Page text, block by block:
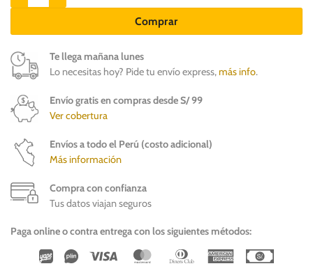
Comprar
Te llega mañana lunes
Lo necesitas hoy? Pide tu envío express,más info.
Envío gratis en compras desde S/ 99
Ver cobertura
Envíos a todo el Perú (costo adicional)
Más información
Compra con confianza
Tus datos viajan seguros
Paga online o contra entrega con los siguientes métodos:
Wirecard
Vipps Visa MasterCardDinners
American